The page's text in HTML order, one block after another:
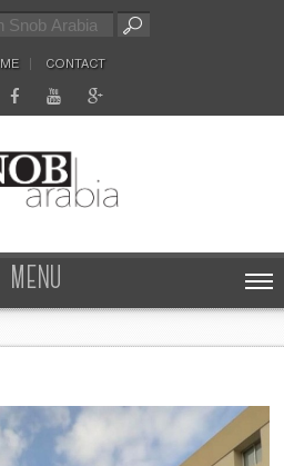
CONTACT
MENU